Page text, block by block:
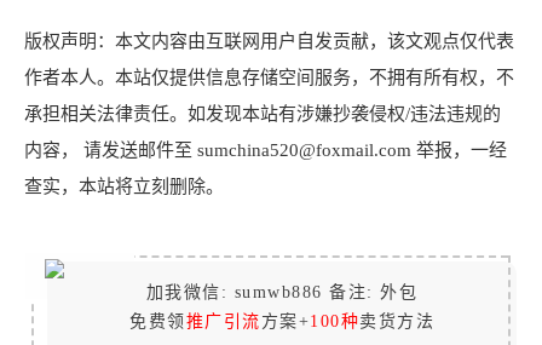
版权声明：本文内容由互联网用户自发贡献，该文观点仅代表
作者本人。本站仅提供信息存储空间服务，不拥有所有权，不
承担相关法律责任。如发现本站有涉嫌抄袭侵权/违法违规的
内容， 请发送邮件至 sumchina520@foxmail.com 举报，一经
查实，本站将立刻删除。
加我微信: sumwb886 备注: 外包
免费领 推广引流 方案+100种卖货方法